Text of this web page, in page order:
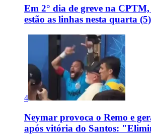
Em 2° dia de greve na
estão as linhas nesta quarta (5)
4
Neymar provoca o Remo e
após vitória do Santos: